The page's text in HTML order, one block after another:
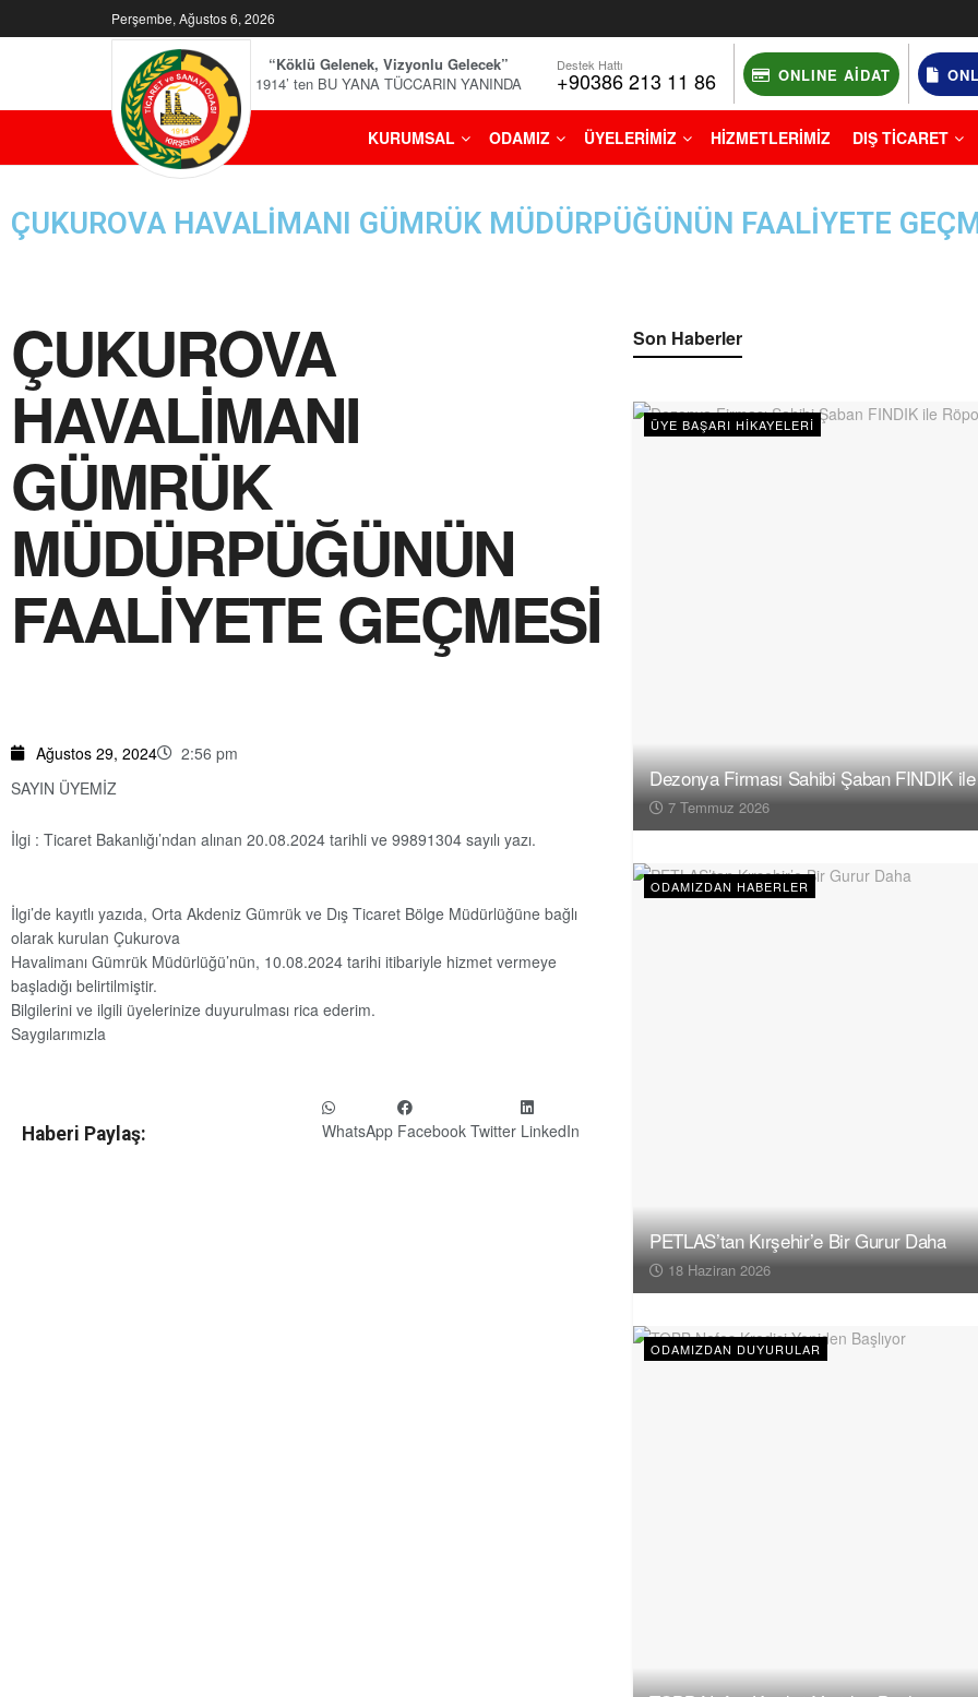
Perşembe, Ağustos 6, 2026
“Köklü Gelenek, Vizyonlu Gelecek”
1914’ ten BU YANA TÜCCARIN YANINDA
Destek Hattı
+90386 213 11 86 ONLINE AIDAT
KURUMSAL ODAMIZ ÜYELERİMİZ HİZMETLERİMİZ DIŞ TİCARET
ÇUKUROVA HAVALİMANI GÜMRÜK MÜDÜRPÜĞÜNÜN FAALİYETE
ÇUKUROVA
HAVALİMANI
GÜMRÜK
MÜDÜRPÜĞÜNÜN
FAALİYETE GEÇMESİ
Ağustos 29, 2024
2:56 pm
SAYIN ÜYEMİZ
İlgi : Ticaret Bakanlığı’ndan alınan 20.08.2024 tarihli ve 99891304 sayılı yazı.
İlgi’de kayıtlı yazıda, Orta Akdeniz Gümrük ve Dış Ticaret Bölge Müdürlüğüne bağlı
olarak kurulan Çukurova
Havalimanı Gümrük Müdürlüğü’nün, 10.08.2024 tarihi itibariyle hizmet vermeye
başladığı belirtilmiştir.
Bilgilerini ve ilgili üyelerinize duyurulması rica ederim.
Saygılarımızla
Haberi Paylaş: WhatsApp Facebook Twitter LinkedIn
Son Haberler
ÜYE BAŞARI HIKAYELERI
Dezonya Firması Sahibi Şaban FINDIK
7 Temmuz 2026
ODAMIZDAN HABERLER
PETLAS’tan Kırşehir’e Bir Gurur Daha
18 Haziran 2026
ODAMIZDAN DUYURULAR